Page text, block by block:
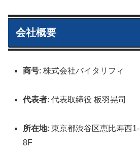
会社概要
商号: 株式会社バイタリフィ
代表者: 代表取締役 板羽晃司
所在地: 東京都渋谷区恵比寿西
8F